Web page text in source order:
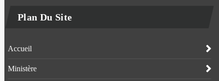
Plan Du Site
Accueil
Ministère